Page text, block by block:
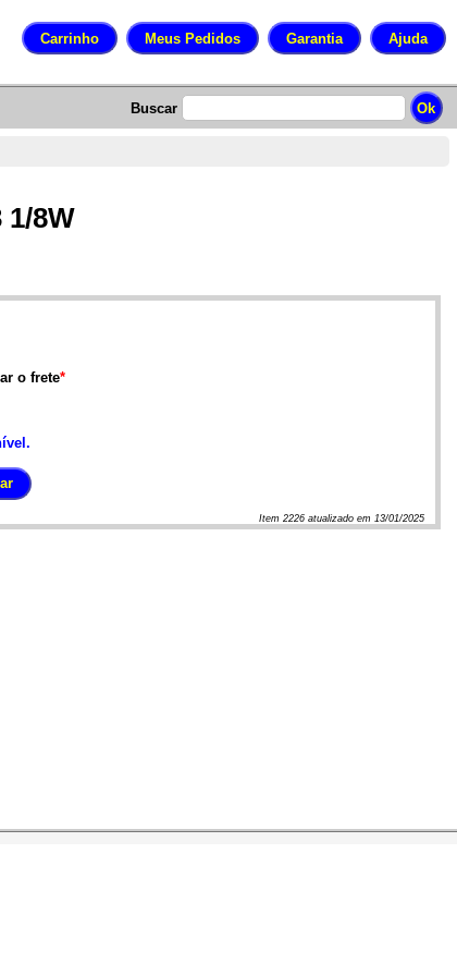
Buscar
8W
o frete*
Item2226 atualizado em 13/01/2025